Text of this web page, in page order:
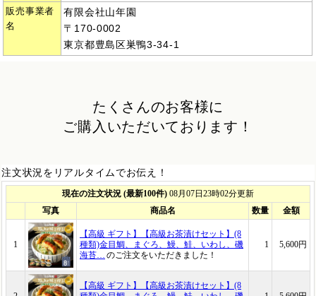
販売事業者
名
有限会社山年園
〒170-0002
東京都豊島区巣鴨3-34-1
たくさんのお客様に
ご購入いただいております！
注文状況をリアルタイムでお伝え！